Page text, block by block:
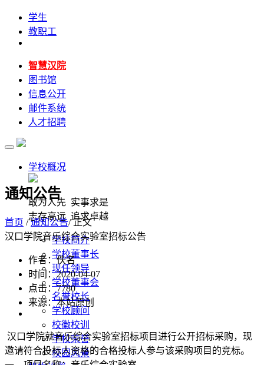
学生
教职工
智慧汉院
图书馆
信息公开
邮件系统
人才招聘
学校概况
敢为人先 实事求是
志存高远 追求卓越
学校简介
学校董事长
现任领导
学校董事会
名誉校长
学校顾问
校徽校训
学校荣誉
校园风景
通知公告
首页 /通知公告/ 正文
汉口学院音乐综合实验室招标公告
作者：佚名
时间：2020-04-07
点击：7780
来源：本站原创
汉口学院就音乐综合实验室招标项目进行公开招标采购，现
邀请符合投标人资格的合格投标人参与该采购项目的竞标。